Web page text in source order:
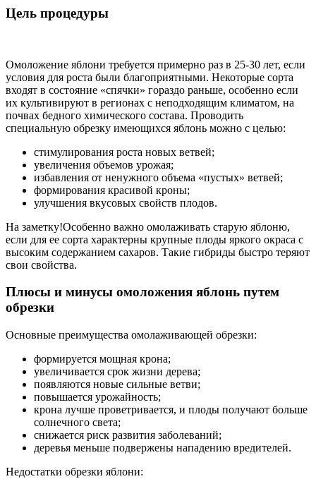
Цель процедуры
Омоложение яблони требуется примерно раз в 25-30 лет, если
условия для роста были благоприятными. Некоторые сорта
входят в состояние «спячки» гораздо раньше, особенно если
их культивируют в регионах с неподходящим климатом, на
почвах бедного химического состава. Проводить
специальную обрезку имеющихся яблонь можно с целью:
стимулирования роста новых ветвей;
увеличения объемов урожая;
избавления от ненужного объема «пустых» ветвей;
формирования красивой кроны;
улучшения вкусовых свойств плодов.
На заметку!Особенно важно омолаживать старую яблоню,
если для ее сорта характерны крупные плоды яркого окраса с
высоким содержанием сахаров. Такие гибриды быстро теряют
свои свойства.
Плюсы и минусы омоложения яблонь путем
обрезки
Основные преимущества омолаживающей обрезки:
формируется мощная крона;
увеличивается срок жизни дерева;
появляются новые сильные ветви;
повышается урожайность;
крона лучше проветривается, и плоды получают больше
солнечного света;
снижается риск развития заболеваний;
деревья меньше подвержены нападению вредителей.
Недостатки обрезки яблони: